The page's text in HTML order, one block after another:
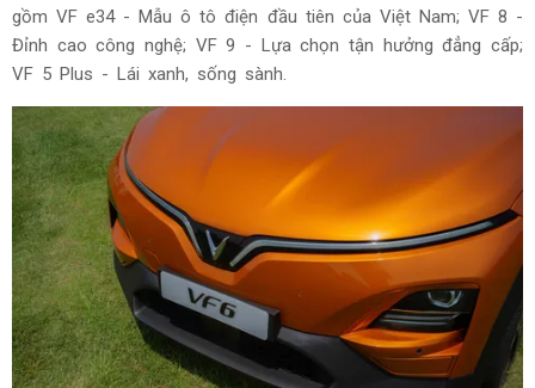
gồm VF e34 - Mẫu ô tô điện đầu tiên của Việt Nam; VF 8 -
Đỉnh cao công nghệ; VF 9 - Lựa chọn tận hưởng đẳng cấp;
VF 5 Plus - Lái xanh, sống sành.